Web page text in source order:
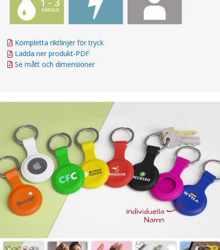
Kompletta riktlinjer för tryck
Ladda ner produkt-PDF
Se mått och dimensioner